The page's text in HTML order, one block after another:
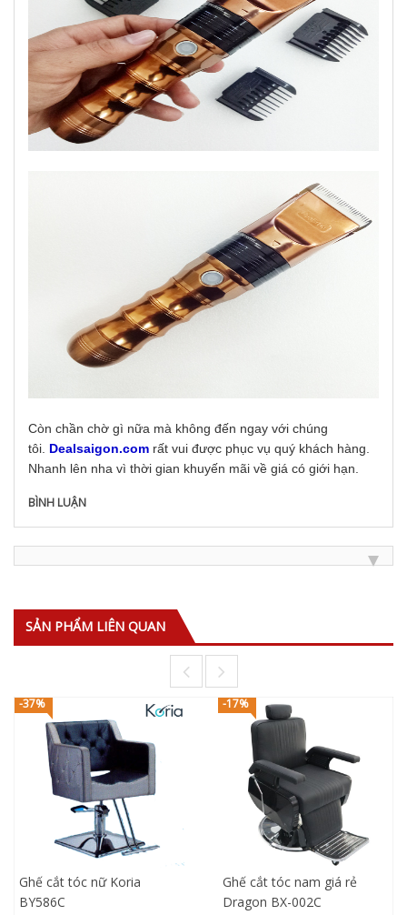
Còn chần chờ gì nữa mà không đến ngay với chúng
tôi. Dealsaigon.com rất vui được phục vụ quý khách hàng.
Nhanh lên nha vì thời gian khuyến mãi về giá có giới hạn.
BÌNH LUẬN
SẢN PHẨM LIÊN QUAN
-37%
Ghế cắt tóc nữ Koria
BY586C
-17%
Ghế cắt tóc nam giá rẻ
Dragon BX-002C